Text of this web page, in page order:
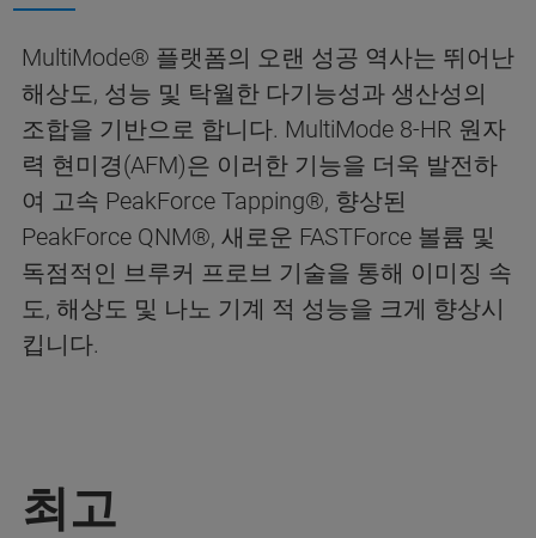
MultiMode® 플랫폼의 오랜 성공 역사는 뛰어난
해상도, 성능 및 탁월한 다기능성과 생산성의
조합을 기반으로 합니다. MultiMode 8-HR 원자
력 현미경(AFM)은 이러한 기능을 더욱 발전하
여 고속 PeakForce Tapping®, 향상된
PeakForce QNM®, 새로운 FASTForce 볼륨 및
독점적인 브루커 프로브 기술을 통해 이미징 속
도, 해상도 및 나노 기계 적 성능을 크게 향상시
킵니다.
최고